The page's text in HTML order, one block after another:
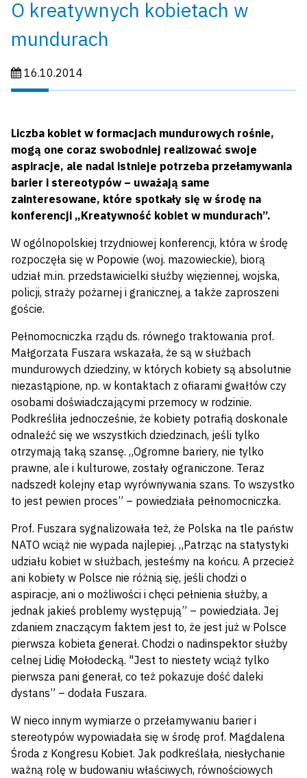
O kreatywnych kobietach w
mundurach
Data publikacji:
16.10.2014
Liczba kobiet w formacjach mundurowych rośnie,
mogą one coraz swobodniej realizować swoje
aspiracje, ale nadal istnieje potrzeba przełamywania
barier i stereotypów – uważają same
zainteresowane, które spotkały się w środę na
konferencji „Kreatywność kobiet w mundurach”.
W ogólnopolskiej trzydniowej konferencji, która w środę
rozpoczęła się w Popowie (woj. mazowieckie), biorą
udział m.in. przedstawicielki służby więziennej, wojska,
policji, straży pożarnej i granicznej, a także zaproszeni
goście.
Pełnomocniczka rządu ds. równego traktowania prof.
Małgorzata Fuszara wskazała, że są w służbach
mundurowych dziedziny, w których kobiety są absolutnie
niezastąpione, np. w kontaktach z ofiarami gwałtów czy
osobami doświadczającymi przemocy w rodzinie.
Podkreśliła jednocześnie, że kobiety potrafią doskonale
odnaleźć się we wszystkich dziedzinach, jeśli tylko
otrzymają taką szansę. „Ogromne bariery, nie tylko
prawne, ale i kulturowe, zostały ograniczone. Teraz
nadszedł kolejny etap wyrównywania szans. To wszystko
to jest pewien proces” – powiedziała pełnomocniczka.
Prof. Fuszara sygnalizowała też, że Polska na tle państw
NATO wciąż nie wypada najlepiej. „Patrząc na statystyki
udziału kobiet w służbach, jesteśmy na końcu. A przecież
ani kobiety w Polsce nie różnią się, jeśli chodzi o
aspiracje, ani o możliwości i chęci pełnienia służby, a
jednak jakieś problemy występują” – powiedziała. Jej
zdaniem znaczącym faktem jest to, że jest już w Polsce
pierwsza kobieta generał. Chodzi o nadinspektor służby
celnej Lidię Mołodecką. "Jest to niestety wciąż tylko
pierwsza pani generał, co też pokazuje dość daleki
dystans” – dodała Fuszara.
W nieco innym wymiarze o przełamywaniu barier i
stereotypów wypowiadała się w środę prof. Magdalena
Środa z Kongresu Kobiet. Jak podkreślała, niesłychanie
ważną rolę w budowaniu właściwych, równościowych